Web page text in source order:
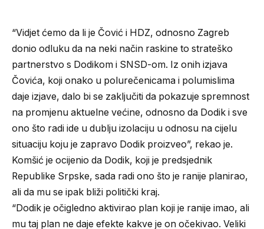
“Vidjet ćemo da li je Čović i HDZ, odnosno Zagreb
donio odluku da na neki način raskine to strateško
partnerstvo s Dodikom i SNSD-om. Iz onih izjava
Čovića, koji onako u polurečenicama i polumislima
daje izjave, dalo bi se zaključiti da pokazuje spremnost
na promjenu aktuelne većine, odnosno da Dodik i sve
ono što radi ide u dublju izolaciju u odnosu na cijelu
situaciju koju je zapravo Dodik proizveo”, rekao je.
Komšić je ocijenio da Dodik, koji je predsjednik
Republike Srpske, sada radi ono što je ranije planirao,
ali da mu se ipak bliži politički kraj.
“Dodik je očigledno aktivirao plan koji je ranije imao, ali
mu taj plan ne daje efekte kakve je on očekivao. Veliki